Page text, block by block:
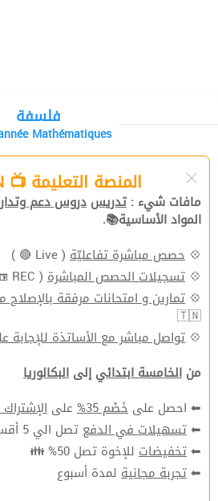
فلسفة
Mathématiques
المنصة التعليمة 📺 Tadris.TN
مافات شيء : تدريس دروس دعم
المواد الأساسية📚.
💠 حصص مباشرة تفاعليّة ( Live 🔴 )
💠 تسجيلات الحصص المباشرة ( REC 📼 )
💠 تمارين و امتحانات مرفقة بالإصلاح
🇹🇳
💠 تواصل مباشر مع الأساتذة للإجابة
من الخامسة ابتدائي إلى البكالوريا
⬅ احصل على خَصْم 35% على
⬅تسهيلات في الدفع تصل الي 5 أقساط 😍
⬅تخفيضات للإخوة تصل 50% 👪
⬅تجربة مجانية لمدة أسبوع